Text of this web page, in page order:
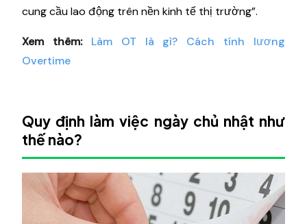
cung cầu lao động trên nền kinh tế thị trường”.
Xem thêm:
Làm OT là gì? Cách tính lương
Overtime
Quy định làm việc ngày chủ nhật như
thế nào?